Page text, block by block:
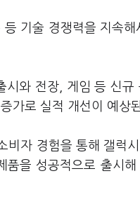
기술 경쟁력을 지속
와 전장, 게임 등 신
가로 실적 개선이 예상
비자 경험을 통해 갤럭
을 성공적으로 출시